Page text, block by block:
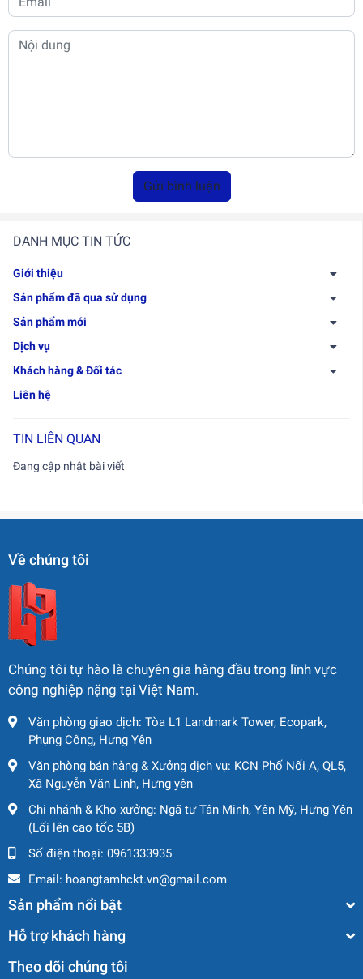
DANH MỤC TIN TỨC
Giới thiệu
Sản phẩm đã qua sử dụng
Sản phẩm mới
Dịch vụ
Khách hàng & Đối tác
Liên hệ
TIN LIÊN QUAN
Đang cập nhật bài viết
Gửi bình luận
Về chúng tôi
Chúng tôi tự hào là chuyên gia hàng đầu trong lĩnh vực
công nghiệp nặng tại Việt Nam.
Văn phòng giao dịch: Tòa L1 Landmark Tower, Ecopark,
Phụng Công, Hưng Yên
Văn phòng bán hàng & Xưởng dịch vụ: KCN Phố Nối A, QL5,
Xã Nguyễn Văn Linh, Hưng yên
Chi nhánh & Kho xưởng: Ngã tư Tân Minh, Yên Mỹ, Hưng Yên
(Lối lên cao tốc 5B)
Số điện thoại: 0961333935
Email: hoangtamhckt.vn@gmail.com
Sản phẩm nổi bật
Hỗ trợ khách hàng
Theo dõi chúng tôi